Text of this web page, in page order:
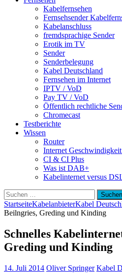
Kabelfernsehen
Fernsehsender
Kabelanschluss
fremdsprachige Sender
Erotik im TV
Sender
Senderbelegung
Kabel Deutschland
Fernsehen im Internet
IPTV / VoD
Pay TV / VoD
Öffentlich rechtliche
Chromecast
Testberichte
Wissen
Router
Internet Geschwindigkeit
CI & CI Plus
Was ist DAB+
Kabelinternet versus
Suchen
nach:
StartseiteKabelanbieterKabel
Beilngries, Greding und Kinding
Schnelles
Greding und Kinding
14. Juli 2014 Oliver Springer Kabel